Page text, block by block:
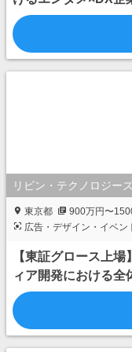
リビン・テクノロジー
東京都
900万円〜
広告・デザイン・イベン
【東証グロース上
ィア開発における全